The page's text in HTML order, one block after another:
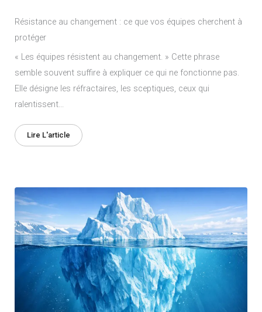
Résistance au changement : ce que vos équipes cherchent à
protéger
« Les équipes résistent au changement. » Cette phrase
semble souvent suffire à expliquer ce qui ne fonctionne pas.
Elle désigne les réfractaires, les sceptiques, ceux qui
ralentissent...
Lire L'article